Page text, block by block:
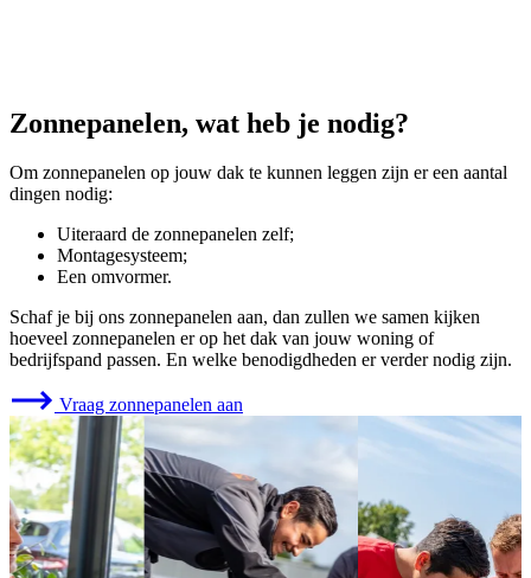
Zonnepanelen, wat heb je nodig?
Om zonnepanelen op jouw dak te kunnen leggen zijn er een aantal
dingen nodig:
Uiteraard de zonnepanelen zelf;
Montagesysteem;
Een omvormer.
Schaf je bij ons zonnepanelen aan, dan zullen we samen kijken
hoeveel zonnepanelen er op het dak van jouw woning of
bedrijfspand passen. En welke benodigdheden er verder nodig zijn.
Vraag zonnepanelen aan